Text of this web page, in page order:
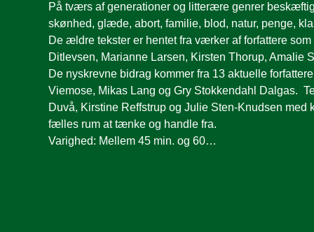
På tværs af generationer og litterære genrer
skønhed, glæde, abort, familie, blod, natur, penge,
De ældre tekster er hentet fra værker af forfattere
Ditlevsen, Marianne Larsen, Kirsten Thorup, Amalie
De nyskrevne bidrag kommer fra 13 aktuelle
Viemose, Mikas Lang og Gry Stokkendahl Dalgas.
Duvå, Kirstine Reffstrup og Julie Sten-Knudsen
fælles rum at tænke og handle fra.
Varighed: Mellem 45 min. og 60…